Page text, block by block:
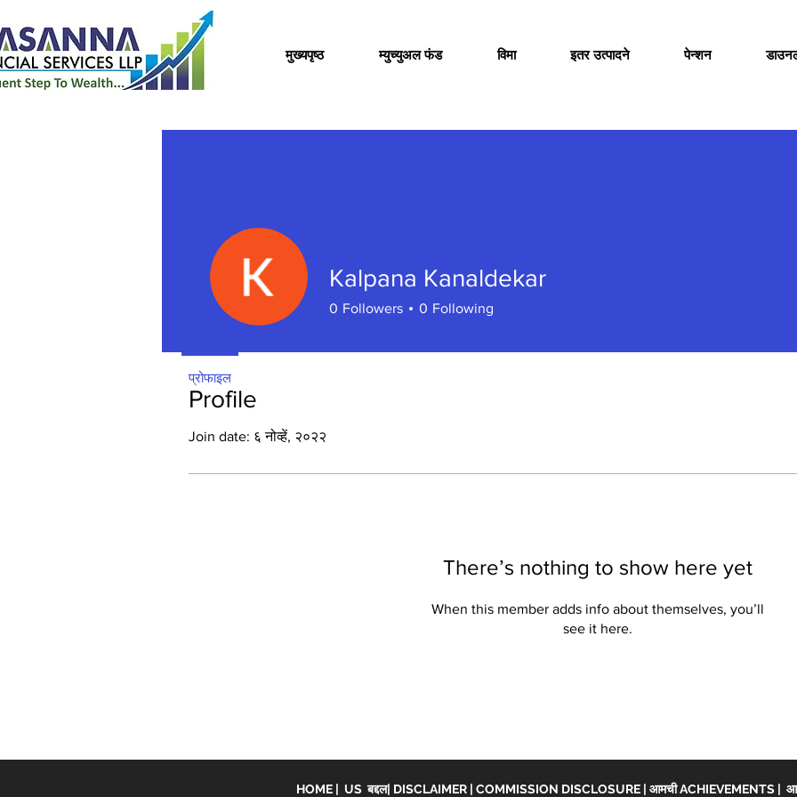
मुख्यपृष्ठ म्युच्युअल फंड विमा इतर उत्पादने पेन्शन
Profile
Join date: ६ नोव्हें, २०२२
There’s nothing to show here yet
When this member adds info about themselves, you’ll
see it here.
Kalpana Kanaldekar
0 Followers 0 Following
प्रोफाइल
HOME | US बद्दल| DISCLAIMER | COMMISSION DISCLOSURE | आमची ACHIEVEMENTS |